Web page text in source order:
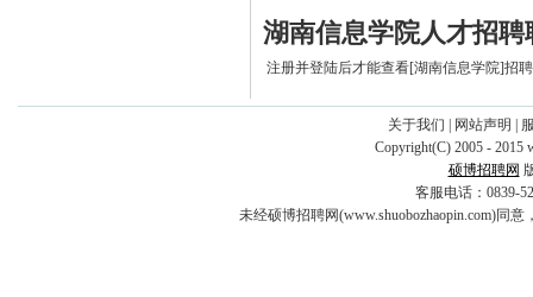
湖南信息学院人才招聘
注册并登陆后才能查看[湖南信息学院]招
关于我们 网站声明
Copyright(C) 2005 - 2015
硕博招聘网
客服电话：0839-
未经硕博招聘网(www.shuobozhaopin.com)同